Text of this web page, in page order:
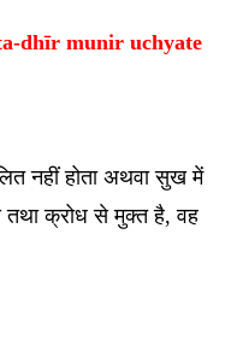
dhīr munir uchyate
नहीं होता अथवा सुख में
तथा क्रोध से मुक्त है, वह